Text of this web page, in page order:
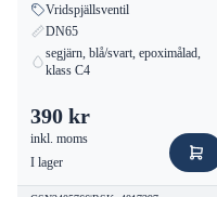
Vridspjällsventil
DN65
segjärn, blå/svart, epoximålad,
klass C4
390 kr
inkl. moms
I lager